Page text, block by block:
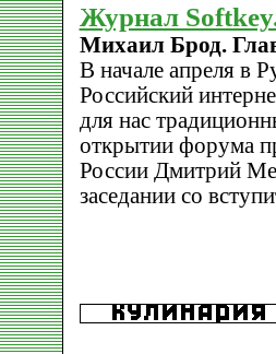
Журнал
Михаил Брод.
В начале апреля в
Российский
для нас
открытии форума
России Дмитрий
заседании со